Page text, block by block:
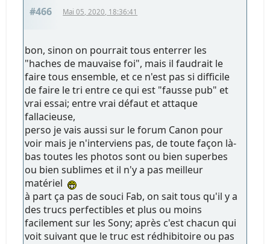
#466 Mai 05, 2020, 18:36:41
bon, sinon on pourrait tous enterrer les
"haches de mauvaise foi", mais il faudrait le
faire tous ensemble, et ce n'est pas si difficile
de faire le tri entre ce qui est "fausse pub" et
vrai essai; entre vrai défaut et attaque
fallacieuse,
perso je vais aussi sur le forum Canon pour
voir mais je n'interviens pas, de toute façon là-
bas toutes les photos sont ou bien superbes
ou bien sublimes et il n'y a pas meilleur
matériel
à part ça pas de souci Fab, on sait tous qu'il y a
des trucs perfectibles et plus ou moins
facilement sur les Sony; après c'est chacun qui
voit suivant que le truc est rédhibitoire ou pas